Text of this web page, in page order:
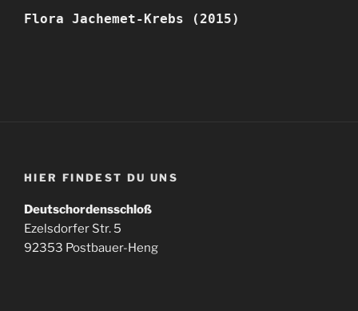
Flora Jachemet-Krebs (2015)
HIER FINDEST DU UNS
Deutschordensschloß
Ezelsdorfer Str. 5
92353 Postbauer-Heng